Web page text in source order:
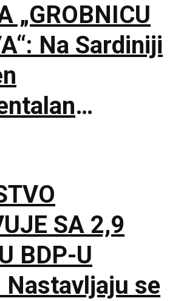
„GROBNICU
Na Sardiniji
iz bronzanog
SA 2,9
BDP-U
Nastavljaju se